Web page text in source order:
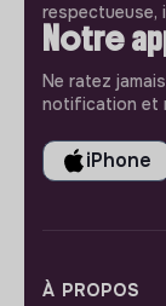
respectueuse,
Notre
Ne ratez
notification et
iPhone
À PROPOS